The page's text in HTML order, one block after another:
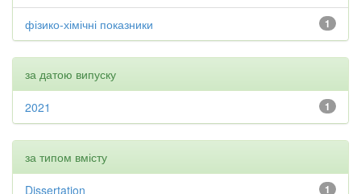
1
фізико-хімічні показники
за датою випуску
1
2021
за типом вмісту
1
Dissertation